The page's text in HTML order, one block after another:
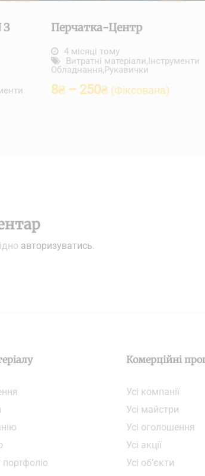
З
Перчатка-Центр
4 місяці тому
Витратні матеріали,Інструменти
Обладнання,Рукавички
8₴ – 250₴ (Фіксована)
авторизуватись.
портфоліо
Комерційні
Усі компанії
Усі майстри
Усі оголошення
Усі акції
Усі об’єкти